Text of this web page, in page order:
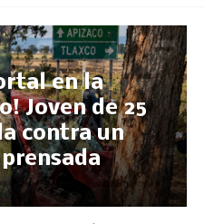
en la
Joven de 25
contra un